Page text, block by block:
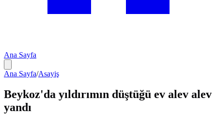
Ana Sayfa
Ana Sayfa/Asayiş
Beykoz'da yıldırımın düştüğü ev alev alev
yandı